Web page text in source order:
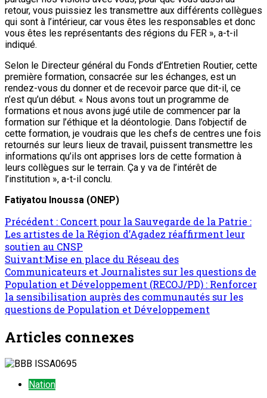
retour, vous puissiez les transmettre aux différents collègues
qui sont à l’intérieur, car vous êtes les responsables et donc
vous êtes les représentants des régions du FER », a-t-il
indiqué.
Selon le Directeur général du Fonds d’Entretien Routier, cette
première formation, consacrée sur les échanges, est un
rendez-vous du donner et de recevoir parce que dit-il, ce
n’est qu’un début. « Nous avons tout un programme de
formations et nous avons jugé utile de commencer par la
formation sur l’éthique et la déontologie. Dans l’objectif de
cette formation, je voudrais que les chefs de centres une fois
retournés sur leurs lieux de travail, puissent transmettre les
informations qu’ils ont apprises lors de cette formation à
leurs collègues sur le terrain. Ça y va de l’intérêt de
l’institution », a-t-il conclu.
Fatiyatou Inoussa (ONEP)
Précédent : Concert pour la Sauvegarde de la Patrie :
Les artistes de la Région d’Agadez réaffirment leur
soutien au CNSP
Suivant:Mise en place du Réseau des
Communicateurs et Journalistes sur les questions de
Population et Développement (RECOJ/PD) : Renforcer
la sensibilisation auprès des communautés sur les
questions de Population et Développement
Articles connexes
Nation